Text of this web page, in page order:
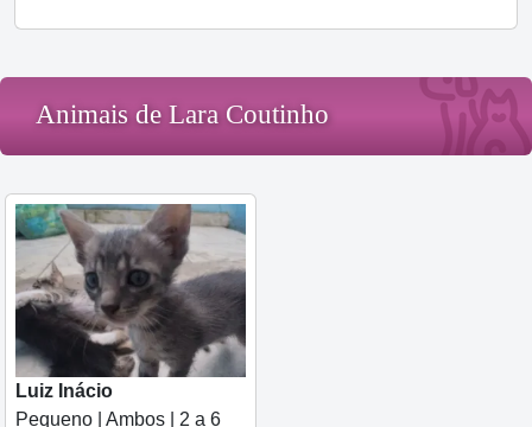
Animais de Lara Coutinho
Luiz Inácio
Pequeno | Ambos | 2 a 6